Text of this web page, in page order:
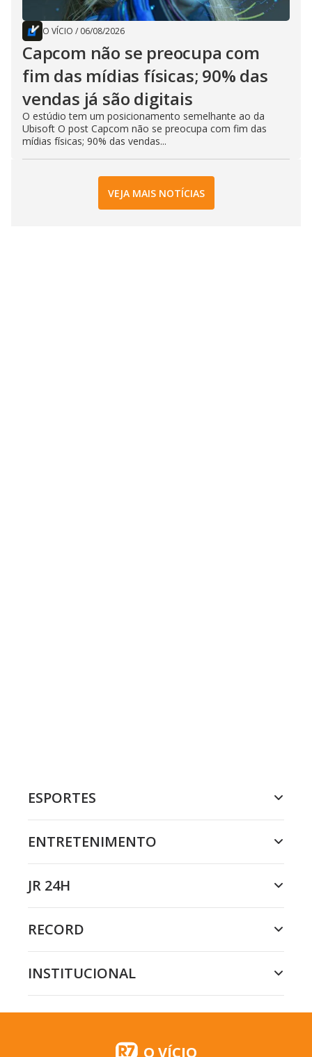
O VÍCIO / 06/08/2026
Capcom não se preocupa com
fim das mídias físicas; 90% das
vendas já são digitais
O estúdio tem um posicionamento semelhante ao da
Ubisoft O post Capcom não se preocupa com fim das
mídias físicas; 90% das vendas...
VEJA MAIS NOTÍCIAS
ESPORTES
ENTRETENIMENTO
JR 24H
RECORD
INSTITUCIONAL
O VÍCIO